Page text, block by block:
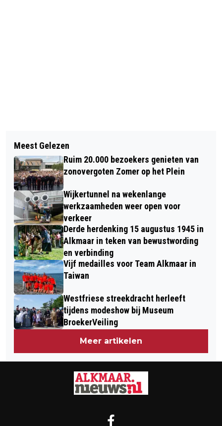
TWEE GEWONDEN EN AANHOUDINGEN
NA STEEKINCIDENT BIJ AZC IN
ALKMAAR
VOORSTELLING ‘DE JAREN’ WINNAAR
THEATER DE VEST TONEEL
PUBLIEKSPRIJS
Meest Gelezen
Ruim 20.000 bezoekers genieten van
zonovergoten Zomer op het Plein
Wijkertunnel na wekenlange
werkzaamheden weer open voor
verkeer
Derde herdenking 15 augustus 1945 in
Alkmaar in teken van bewustwording
en verbinding
Vijf medailles voor Team Alkmaar in
Taiwan
Westfriese streekdracht herleeft
tijdens modeshow bij Museum
BroekerVeiling
Meer artikelen